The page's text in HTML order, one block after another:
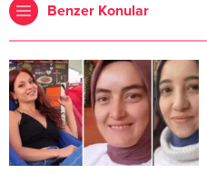
Benzer Konular